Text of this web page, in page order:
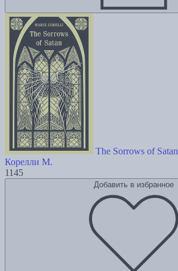
The Sorrows of Satan
Корелли М.
1145
Добавить в избранное